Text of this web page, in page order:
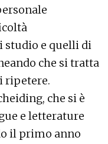
studio e quelli di
che si tratta
ripetere.
che si è
e letterature
il primo anno